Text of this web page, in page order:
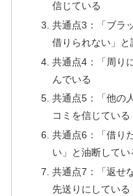
信じている
共通点3：「ブラ
借りられない」と
共通点4：「周り
んでいる
共通点5：「他の
コミを信じている
共通点6：「借り
い」と油断してい
共通点7：「返せ
先送りにしている